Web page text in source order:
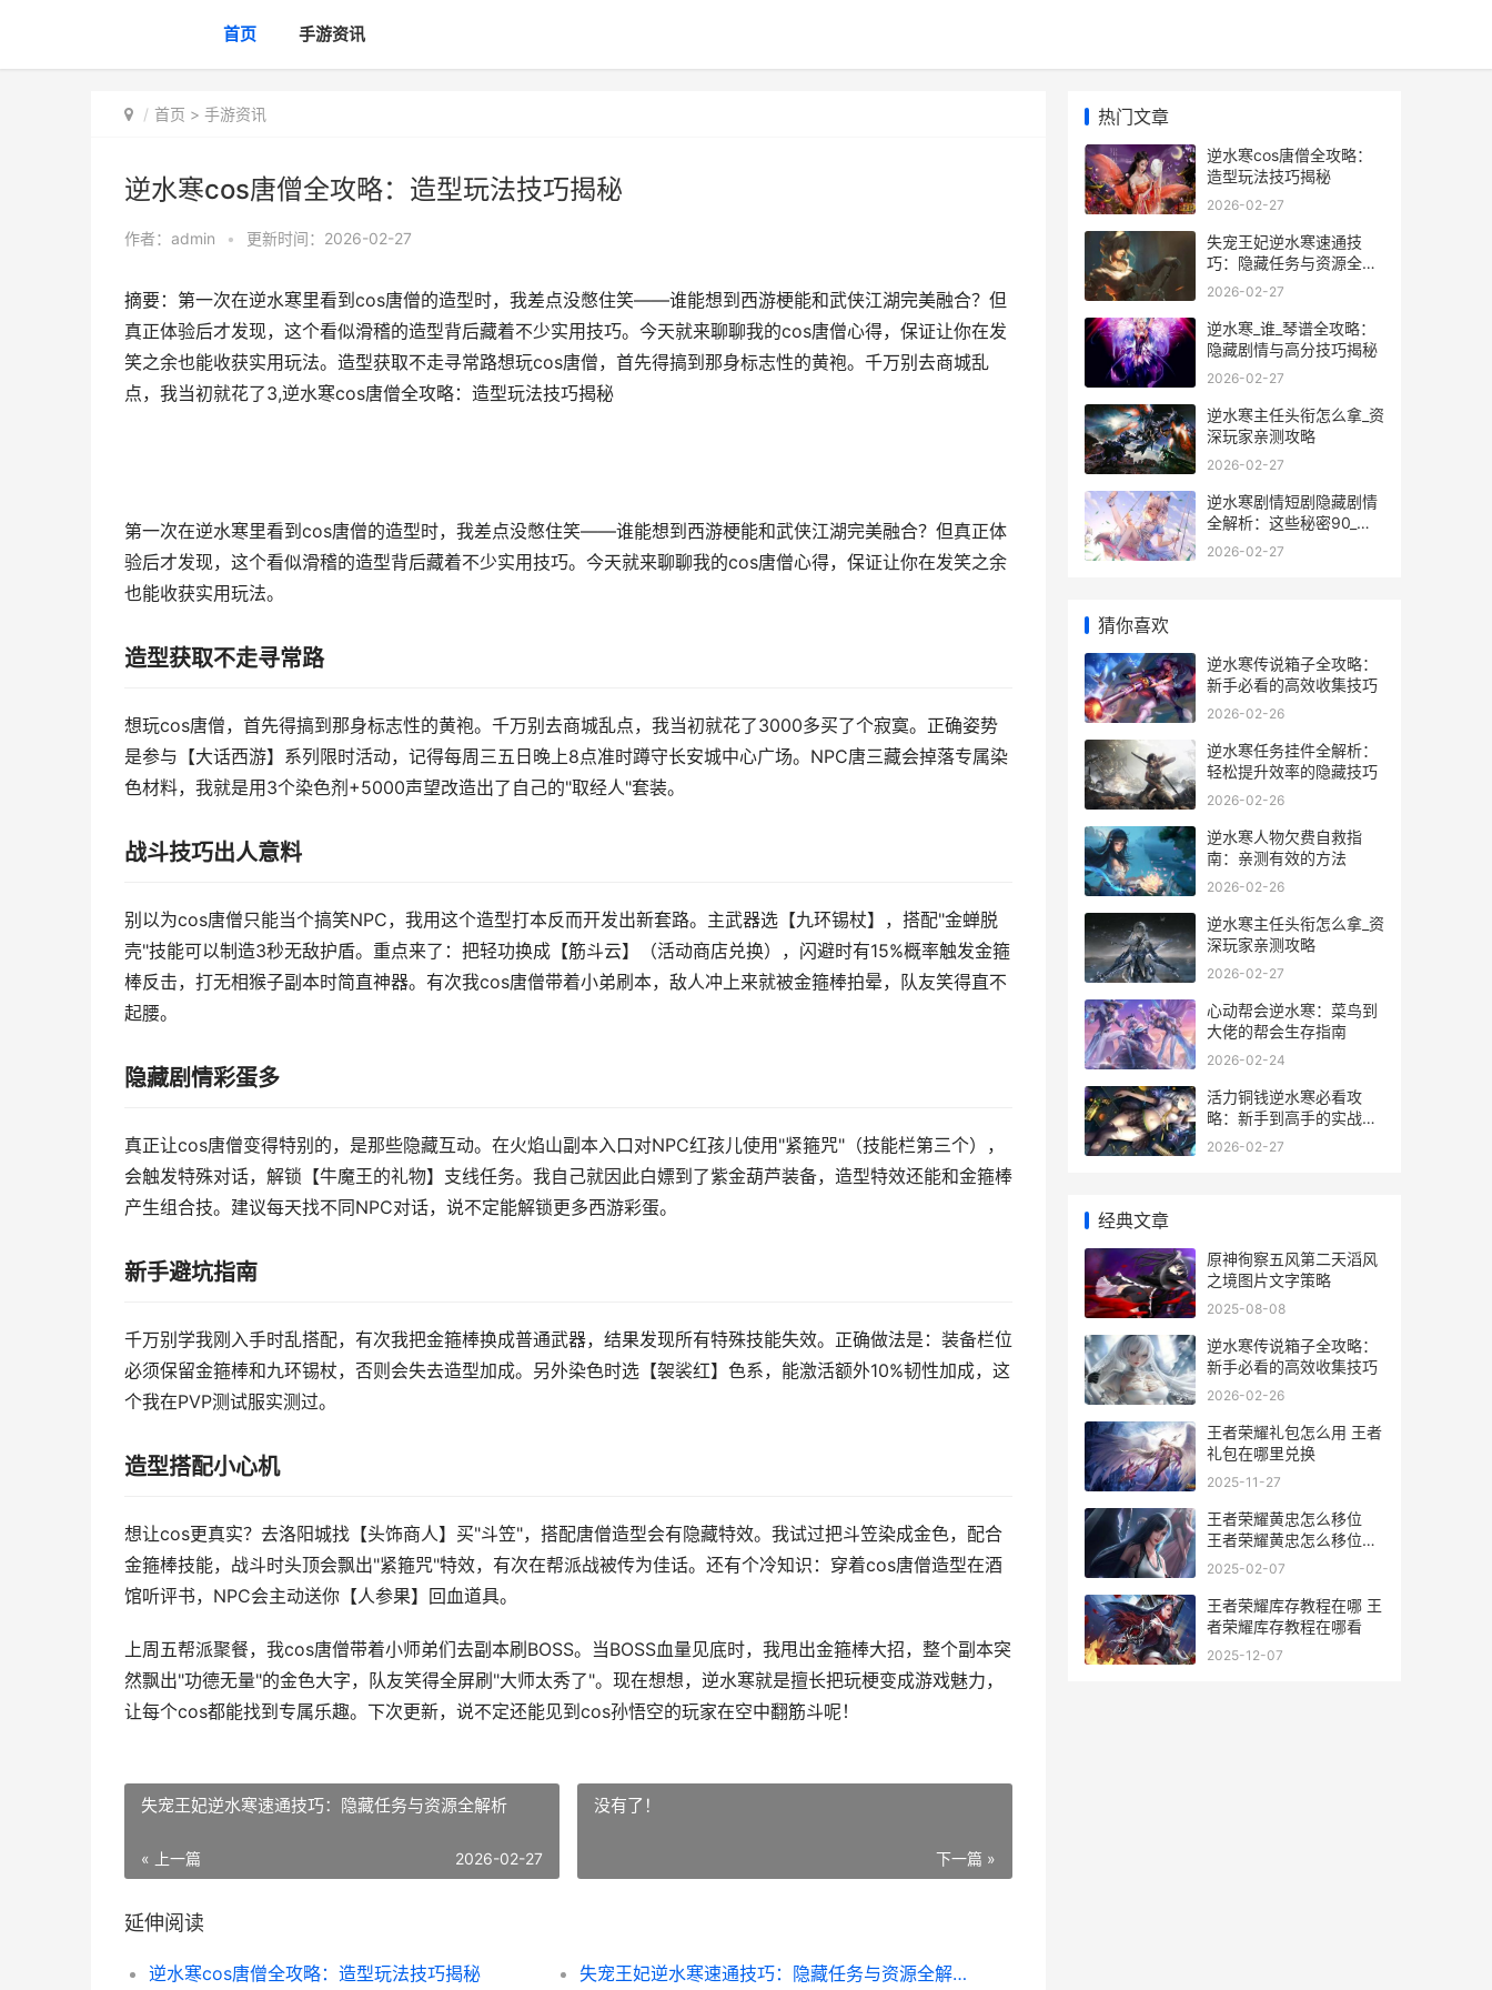
首页 手游资讯
首页 > 手游资讯
逆水寒cos唐僧全攻略：造型玩法技巧揭秘
作者： admin • 更新时间：2026-02-27
摘要：第一次在逆水寒里看到cos唐僧的造型时，我差点没憋住笑——谁能想到西游梗能和武侠江湖完美融合？但
真正体验后才发现，这个看似滑稽的造型背后藏着不少实用技巧。今天就来聊聊我的cos唐僧心得，保证让你在发
笑之余也能收获实用玩法。造型获取不走寻常路想玩cos唐僧，首先得搞到那身标志性的黄袍。千万别去商城乱
点，我当初就花了3,逆水寒cos唐僧全攻略：造型玩法技巧揭秘
第一次在逆水寒里看到cos唐僧的造型时，我差点没憋住笑——谁能想到西游梗能和武侠江湖完美融合？但真正体
验后才发现，这个看似滑稽的造型背后藏着不少实用技巧。今天就来聊聊我的cos唐僧心得，保证让你在发笑之余
也能收获实用玩法。
造型获取不走寻常路
想玩cos唐僧，首先得搞到那身标志性的黄袍。千万别去商城乱点，我当初就花了3000多买了个寂寞。正确姿势
是参与【大话西游】系列限时活动，记得每周三五日晚上8点准时蹲守长安城中心广场。NPC唐三藏会掉落专属染
色材料，我就是用3个染色剂+5000声望改造出了自己的"取经人"套装。
战斗技巧出人意料
别以为cos唐僧只能当个搞笑NPC，我用这个造型打本反而开发出新套路。主武器选【九环锡杖】，搭配"金蝉脱
壳"技能可以制造3秒无敌护盾。重点来了：把轻功换成【筋斗云】（活动商店兑换），闪避时有15%概率触发金箍
棒反击，打无相猴子副本时简直神器。有次我cos唐僧带着小弟刷本，敌人冲上来就被金箍棒拍晕，队友笑得直不
起腰。
隐藏剧情彩蛋多
真正让cos唐僧变得特别的，是那些隐藏互动。在火焰山副本入口对NPC红孩儿使用"紧箍咒"（技能栏第三个），
会触发特殊对话，解锁【牛魔王的礼物】支线任务。我自己就因此白嫖到了紫金葫芦装备，造型特效还能和金箍棒
产生组合技。建议每天找不同NPC对话，说不定能解锁更多西游彩蛋。
新手避坑指南
千万别学我刚入手时乱搭配，有次我把金箍棒换成普通武器，结果发现所有特殊技能失效。正确做法是：装备栏位
必须保留金箍棒和九环锡杖，否则会失去造型加成。另外染色时选【袈裟红】色系，能激活额外10%韧性加成，这
个我在PVP测试服实测过。
造型搭配小心机
想让cos更真实？去洛阳城找【头饰商人】买"斗笠"，搭配唐僧造型会有隐藏特效。我试过把斗笠染成金色，配合
金箍棒技能，战斗时头顶会飘出"紧箍咒"特效，有次在帮派战被传为佳话。还有个冷知识：穿着cos唐僧造型在酒
馆听评书，NPC会主动送你【人参果】回血道具。
上周五帮派聚餐，我cos唐僧带着小师弟们去副本刷BOSS。当BOSS血量见底时，我甩出金箍棒大招，整个副本突
然飘出"功德无量"的金色大字，队友笑得全屏刷"大师太秀了"。现在想想，逆水寒就是擅长把玩梗变成游戏魅力，
让每个cos都能找到专属乐趣。下次更新，说不定还能见到cos孙悟空的玩家在空中翻筋斗呢！
失宠王妃逆水寒速通技巧：隐藏任务与资源全解析
« 上一篇 2026-02-27
没有了！
下一篇 »
延伸阅读
逆水寒cos唐僧全攻略：造型玩法技巧揭秘 失宠王妃逆水寒速通技巧：隐藏任务与资源全解析
热门文章
逆水寒cos唐僧全攻略：
造型玩法技巧揭秘
2026-02-27
失宠王妃逆水寒速通技
巧：隐藏任务与资源全解
析
2026-02-27
逆水寒_谁_琴谱全攻略：
隐藏剧情与高分技巧揭秘
2026-02-27
逆水寒主任头衔怎么拿_资
深玩家亲测攻略
2026-02-27
逆水寒剧情短剧隐藏剧情
全解析：这些秘密90_的
玩家不知道_
2026-02-27
猜你喜欢
逆水寒传说箱子全攻略：
新手必看的高效收集技巧
2026-02-26
逆水寒任务挂件全解析：
轻松提升效率的隐藏技巧
2026-02-26
逆水寒人物欠费自救指
南：亲测有效的方法
2026-02-26
逆水寒主任头衔怎么拿_资
深玩家亲测攻略
2026-02-27
心动帮会逆水寒：菜鸟到
大佬的帮会生存指南
2026-02-24
活力铜钱逆水寒必看攻
略：新手到高手的实战心
得
2026-02-27
经典文章
原神徇察五风第二天滔风
之境图片文字策略
2025-08-08
逆水寒传说箱子全攻略：
新手必看的高效收集技巧
2026-02-26
王者荣耀礼包怎么用 王者
礼包在哪里兑换
2025-11-27
王者荣耀黄忠怎么移位
王者荣耀黄忠怎么移位最
快
2025-02-07
王者荣耀库存教程在哪 王
者荣耀库存教程在哪看
2025-12-07